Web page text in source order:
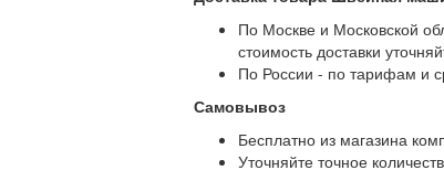
По Москве и Московской
стоимость доставки
По России - по тарифам и
Самовывоз
Бесплатно из магазина
Уточняйте точное